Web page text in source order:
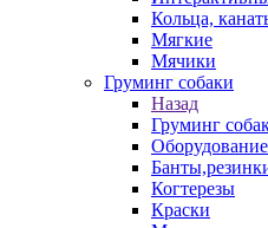
Кольца,
Мягкие
Мячики
Груминг собаки
Назад
Груминг
Когтерезы
Краски